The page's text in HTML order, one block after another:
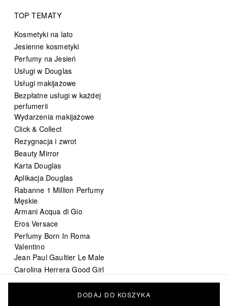
TOP TEMATY
Kosmetyki na lato
Jesienne kosmetyki
Perfumy na Jesień
Usługi w Douglas
Usługi makijażowe
Bezpłatne usługi w każdej
perfumerii
Wydarzenia makijażowe
Click & Collect
Rezygnacja i zwrot
Beauty Mirror
Karta Douglas
Aplikacja Douglas
Rabanne 1 Million Perfumy
Męskie
Armani Acqua di Gio
Eros Versace
Perfumy Born In Roma
Valentino
Jean Paul Gaultier Le Male
Carolina Herrera Good Girl
DIOR Sauvage
Chanel Bleu de ChanelDODAJ DO KOSZYKA